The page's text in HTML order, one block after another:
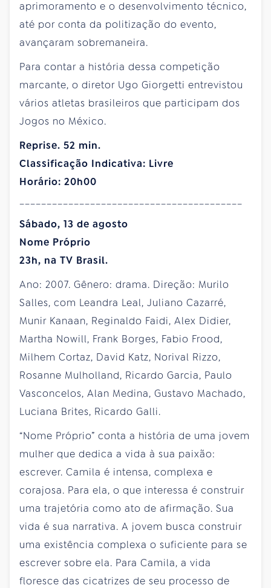
aprimoramento e o desen­volvimento técnico,
até por conta da politização do evento,
avançaram sobremaneira.
Para contar a história dessa competição
marcante, o diretor Ugo Giorgetti entrevistou
vários atletas brasileiros que participam dos
Jogos no México.
Reprise. 52 min.
Classificação Indicativa: Livre
Horário: 20h00
Sábado, 13 de agosto
Nome Próprio
23h, na TV Brasil.
Ano: 2007. Gênero: drama. Direção: Murilo
Salles, com Leandra Leal, Juliano Cazarré,
Munir Kanaan, Reginaldo Faidi, Alex Didier,
Martha Nowill, Frank Borges, Fabio Frood,
Milhem Cortaz, David Katz, Norival Rizzo,
Rosanne Mulholland, Ricardo Garcia, Paulo
Vasconcelos, Alan Medina, Gustavo Machado,
Luciana Brites, Ricardo Galli.
“Nome Próprio” conta a história de uma jovem
mulher que dedica a vida à sua paixão:
escrever. Camila é intensa, complexa e
corajosa. Para ela, o que interessa é construir
uma trajetória como ato de afirmação. Sua
vida é sua narrativa. A jovem busca construir
uma existência complexa o suficiente para se
escrever sobre ela. Para Camila, a vida
floresce das cicatrizes de seu processo de